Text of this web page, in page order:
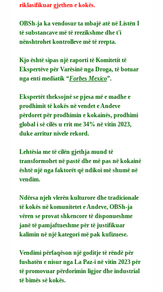
riklasifikuar gjethen e kokës.
OBSh-ja ka vendosur ta mbajë atë në Listën I
të substancave më të rrezikshme dhe t'i
nënshtrohet kontrolleve më të rrepta.
Kjo është sipas një raporti të Komitetit të
Ekspertëve për Varësinë nga Droga, të botuar
nga enti mediatik “Forbes Mexico”.
Ekspertët theksojnë se pjesa më e madhe e
prodhimit të kokës në vendet e Andeve
përdoret për prodhimin e kokainës, prodhimi
global i së cilës u rrit me 34% në vitin 2023,
duke arritur nivele rekord.
Lehtësia me të cilën gjethja mund të
transformohet në pastë dhe më pas në kokainë
është një nga faktorët që ndikoi më shumë në
vendim.
Ndërsa njeh vlerën kulturore dhe tradicionale
të kokës në komunitetet e Andeve, OBSh-ja
vëren se provat shkencore të disponueshme
janë të pamjaftueshme për të justifikuar
kalimin në një kategori më pak kufizuese.
Vendimi përfaqëson një goditje të rëndë për
fushatën e nisur nga La Paz-i në vitin 2023 për
të promovuar përdorimin ligjor dhe industrial
të bimës së kokës.